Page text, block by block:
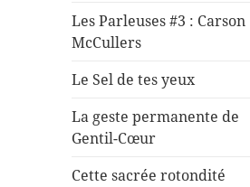
Les Parleuses #3 : Carson
McCullers
Le Sel de tes yeux
La geste permanente de
Gentil-Cœur
Cette sacrée rotondité